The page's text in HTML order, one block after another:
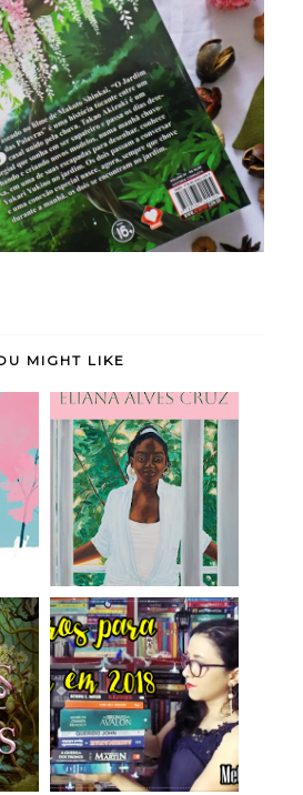
MIGHT LIKE
Meridiana - Eliana
Alves Cruz (rese...
e
7 Livros para Ler em
2018 (Meta de ...